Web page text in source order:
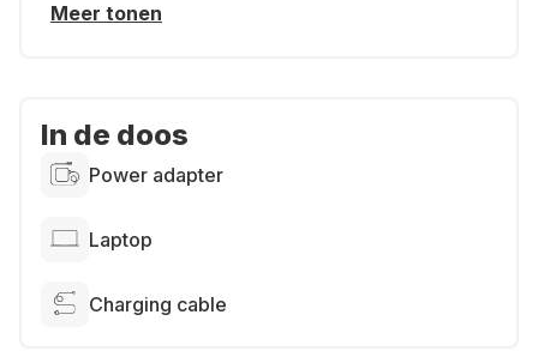
Meer tonen
In de doos
Power adapter
Laptop
Charging cable